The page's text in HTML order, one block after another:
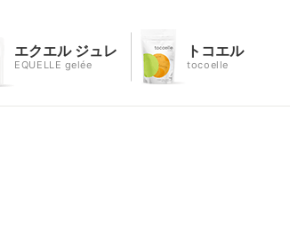
エクエル ジュレ
EQUELLE gelée
トコエル
tocoelle